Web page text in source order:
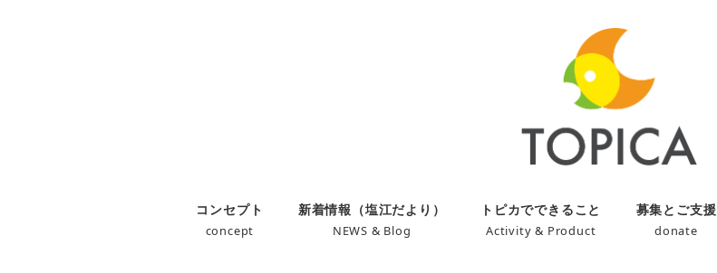
コンセプト
concept
新着情報（塩江だより）
NEWS & Blog
トピカでできること
Activity & Product
募集とご支援
donate